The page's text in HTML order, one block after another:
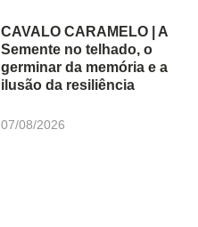
CAVALO CARAMELO | A
Semente no telhado, o
germinar da memória e a
ilusão da resiliência
07/08/2026